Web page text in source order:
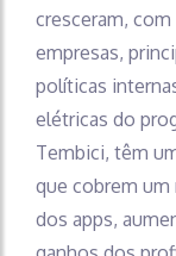
cresceram,
empresas,
políticas
elétricas do
Tembici, têm
que cobrem
dos apps,